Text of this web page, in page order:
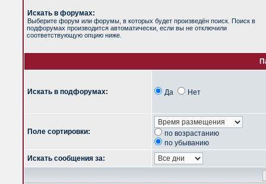
Искать в форумах:
Выберите форум или форумы, в которых будет произведён поиск. Поиск в
подфорумах производится автоматически, если вы не отключили
соответствующую опцию ниже.
Искать в подфорумах: Да Нет
Поле сортировки:
по возрастанию
по убыванию
Искать сообщения за: